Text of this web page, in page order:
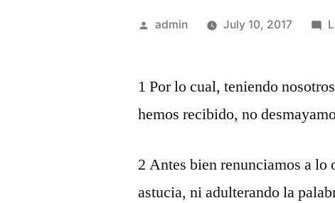
Posted
admin July 10, 2017
1 Por lo cual, teniendo
hemos recibido, no
2 Antes bien renunciamos a
astucia, ni adulterando la